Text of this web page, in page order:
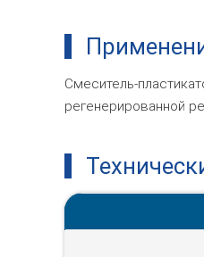
Смеситель-
регенерированной